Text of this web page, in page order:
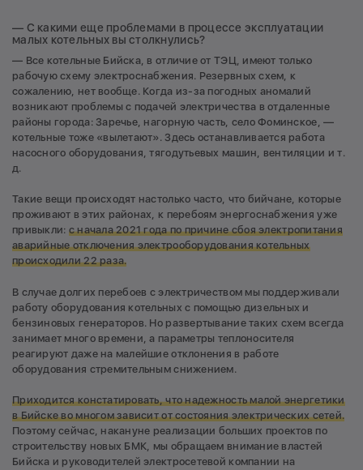
— С какими еще проблемами в процессе эксплуатации
малых котельных вы столкнулись?
— Все котельные Бийска, в отличие от ТЭЦ, имеют только
рабочую схему электроснабжения. Резервных схем, к
сожалению, нет вообще. Когда из-за погодных аномалий
возникают проблемы с подачей электричества в отдаленные
районы города: Заречье, нагорную часть, село Фоминское, —
котельные тоже «вылетают». Здесь останавливается работа
насосного оборудования, тягодутьевых машин, вентиляции и т.
д.
Такие вещи происходят настолько часто, что бийчане, которые
проживают в этих районах, к перебоям энергоснабжения уже
привыкли: с начала 2021 года по причине сбоя электропитания
аварийные отключения электрооборудования котельных
происходили 22 раза.
В случае долгих перебоев с электричеством мы поддерживали
работу оборудования котельных с помощью дизельных и
бензиновых генераторов. Но развертывание таких схем всегда
занимает много времени, а параметры теплоносителя
реагируют даже на малейшие отклонения в работе
оборудования стремительным снижением.
Приходится констатировать, что надежность малой энергетики
в Бийске во многом зависит от состояния электрических сетей.
Поэтому сейчас, накануне реализации больших проектов по
строительству новых БМК, мы обращаем внимание властей
Бийска и руководителей электросетевой компании на